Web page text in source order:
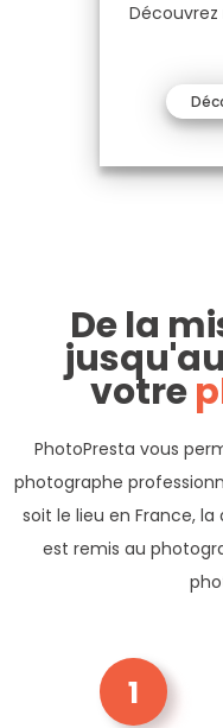
De la
votre
PhotoPresta vous
photographe
soit le lieu en France,
est remis au
1